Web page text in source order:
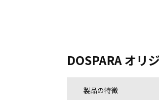
DOSPARA オ
製品の特徴